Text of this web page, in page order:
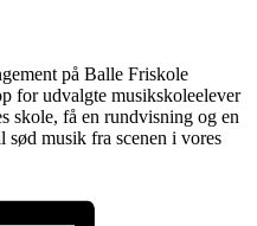
på Balle Friskole
for udvalgte musikskoleelever
skole, få en rundvisning og en
sød musik fra scenen i vores